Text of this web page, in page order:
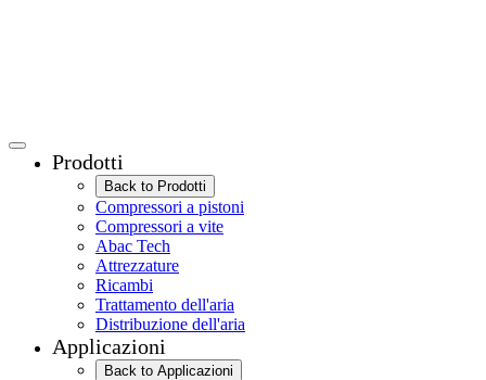
Prodotti
Back to Prodotti
Compressori a pistoni
Compressori a vite
Abac Tech
Attrezzature
Ricambi
Trattamento dell'aria
Distribuzione dell'aria
Applicazioni
Back to Applicazioni